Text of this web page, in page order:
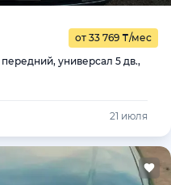
от 33 769 ₸/мес
универсал 5 дв.,
21 июля